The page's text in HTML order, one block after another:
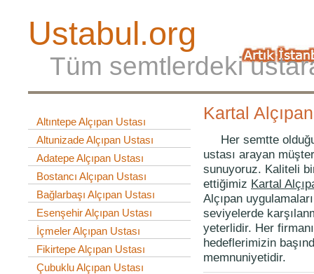
Ustabul.org
Tüm semtlerdeki
Altıntepe Alçıpan Ustası
Altunizade Alçıpan Ustası
Adatepe Alçıpan Ustası
Bostancı Alçıpan Ustası
Bağlarbaşı Alçıpan Ustası
Esenşehir Alçıpan Ustası
İçmeler Alçıpan Ustası
Fikirtepe Alçıpan Ustası
Çubuklu Alçıpan Ustası
Kartal
Her semtte olduğu
ustası arayan
sunuyoruz. Kaliteli
ettiğimiz Kartal
Alçıpan
seviyelerde
yeterlidir. Her
hedeflerimizin
memnuniyetidir.